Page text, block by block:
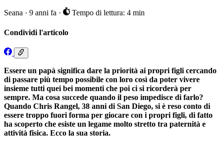
Seana · 9 anni fa · Tempo di lettura: 4 min
Condividi l'articolo
Essere un papà significa dare la priorità ai propri figli cercando
di passare più tempo possibile con loro così da poter vivere
insieme tutti quei bei momenti che poi ci si ricorderà per
sempre. Ma cosa succede quando il peso impedisce di farlo?
Quando Chris Rangel, 38 anni di San Diego, si è reso conto di
essere troppo fuori forma per giocare con i propri figli, di fatto
ha scoperto che esiste un legame molto stretto tra paternità e
attività fisica. Ecco la sua storia.